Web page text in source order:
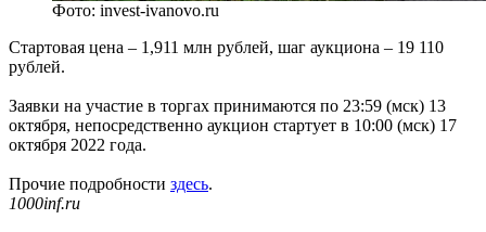
Фото: invest-ivanovo.ru
Стартовая цена – 1,911 млн рублей, шаг аукциона – 19 110
рублей.
Заявки на участие в торгах принимаются по 23:59 (мск) 13
октября, непосредственно аукцион стартует в 10:00 (мск) 17
октября 2022 года.
Прочие подробности здесь.
1000inf.ru